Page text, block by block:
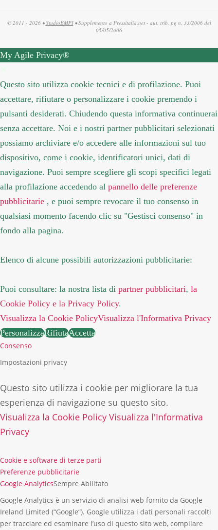
© 2011 - 2026 •StudioEMPI• Supplemento a Pressitalia.net - aut. trib. pg n. 33/2006 del
05/05/2006
My Agile Privacy®
Questo sito utilizza cookie tecnici e di profilazione. Puoi
accettare, rifiutare o personalizzare i cookie premendo i
pulsanti desiderati. Chiudendo questa informativa continuerai
senza accettare. Noi e i nostri partner pubblicitari selezionati
possiamo archiviare e/o accedere alle informazioni sul tuo
dispositivo, come i cookie, identificatori unici, dati di
navigazione. Puoi sempre scegliere gli scopi specifici legati
alla profilazione accedendo al pannello delle preferenze
pubblicitarie , e puoi sempre revocare il tuo consenso in
qualsiasi momento facendo clic su "Gestisci consenso" in
fondo alla pagina.
Elenco di alcune possibili autorizzazioni pubblicitarie:
Puoi consultare: la nostra lista di partner pubblicitari, la
Cookie Policy e la Privacy Policy.
Visualizza la Cookie PolicyVisualizza l'Informativa Privacy
PersonalizzaRifiutaAccetta
Consenso
Impostazioni privacy
Questo sito utilizza i cookie per migliorare la tua
esperienza di navigazione su questo sito.
Visualizza la Cookie Policy Visualizza l'Informativa
Privacy
Cookie e software di terze parti
Preferenze pubblicitarie
Google AnalyticsSempre Abilitato
Google Analytics è un servizio di analisi web fornito da Google
Ireland Limited (“Google”). Google utilizza i dati personali raccolti
per tracciare ed esaminare l’uso di questo sito web, compilare